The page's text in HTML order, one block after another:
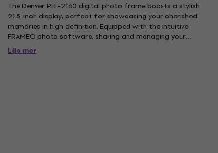
The Denver PFF-2160 digital photo frame boasts a stylish
21.5-inch display, perfect for showcasing your cherished
memories in high definition. Equipped with the intuitive
FRAMEO photo software, sharing and managing your
photos has never been easier, ensuring a seamless user
experience. This innovative photo frame allows you to send
Läs mer